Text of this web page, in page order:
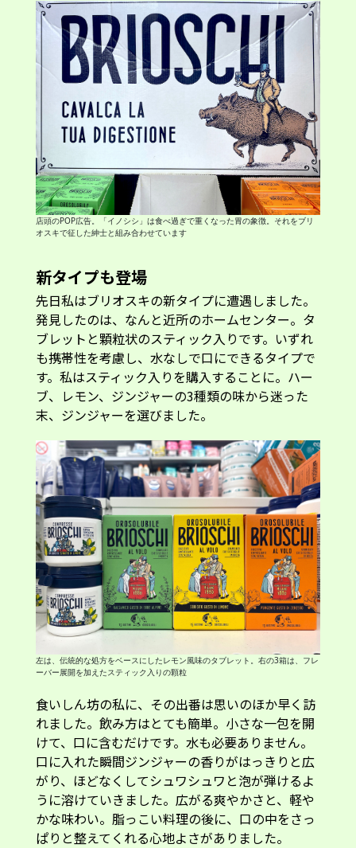
店頭のPOP広告。「イノシシ」は食べ過ぎで重くなった胃の象徴。それをブリ
オスキで征した紳士と組み合わせています
新タイプも登場
先日私はブリオスキの新タイプに遭遇しました。
発見したのは、なんと近所のホームセンター。タ
ブレットと顆粒状のスティック入りです。いずれ
も携帯性を考慮し、水なしで口にできるタイプで
す。私はスティック入りを購入することに。ハー
ブ、レモン、ジンジャーの3種類の味から迷った
末、ジンジャーを選びました。
左は、伝統的な処方をベースにしたレモン風味のタブレット。右の3箱は、フレ
ーバー展開を加えたスティック入りの顆粒
食いしん坊の私に、その出番は思いのほか早く訪
れました。飲み方はとても簡単。小さな一包を開
けて、口に含むだけです。水も必要ありません。
口に入れた瞬間ジンジャーの香りがはっきりと広
がり、ほどなくしてシュワシュワと泡が弾けるよ
うに溶けていきました。広がる爽やかさと、軽や
かな味わい。脂っこい料理の後に、口の中をさっ
ぱりと整えてくれる心地よさがありました。